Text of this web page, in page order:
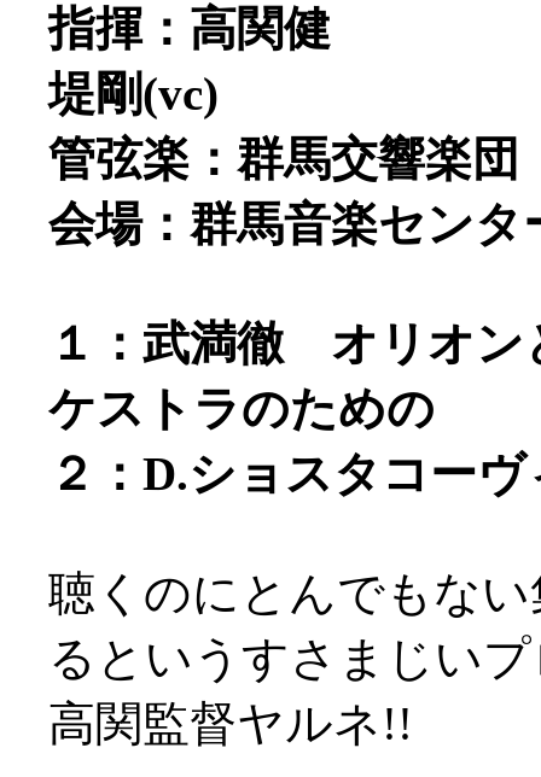
指揮：高関健
堤剛(vc)
管弦楽：群馬交響楽団
会場：群馬音楽センタ
１：武満徹 オリオン
ケストラのための
２：D.ショスタコー
聴くのにとんでもな
るというすさまじい
高関監督ヤルネ!!